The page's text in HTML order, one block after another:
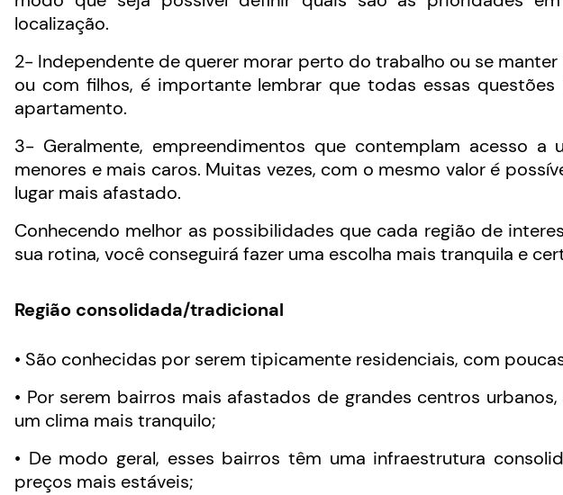
localização.
2- Independente de querer morar perto do trabalho ou se
ou com filhos, é importante lembrar que todas essas
apartamento.
3- Geralmente, empreendimentos que contemplam acesso
menores e mais caros. Muitas vezes, com o mesmo valor é
lugar mais afastado.
Conhecendo melhor as possibilidades que cada região de
sua rotina, você conseguirá fazer uma escolha mais tranquila e
Região consolidada/tradicional
• São conhecidas por serem tipicamente residenciais, com
• Por serem bairros mais afastados de grandes centros
um clima mais tranquilo;
• De modo geral, esses bairros têm uma infraestrutura
preços mais estáveis;